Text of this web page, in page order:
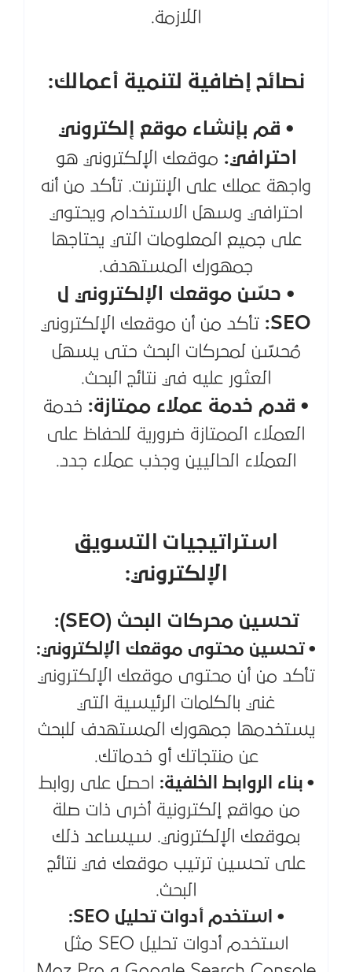
اللازمة.
نصائح إضافية لتنمية أعمالك:
• قم بإنشاء موقع إلكتروني
احترافي: موقعك الإلكتروني هو
واجهة عملك على الإنترنت. تأكد من أنه
احترافي وسهل الاستخدام ويحتوي
على جميع المعلومات التي يحتاجها
جمهورك المستهدف.
• حسّن موقعك الإلكتروني ل
SEO:
تأكد من أن موقعك الإلكتروني
مُحسّن لمحركات البحث حتى يسهل
العثور عليه في نتائج البحث.
• قدم خدمة عملاء ممتازة: خدمة
العملاء الممتازة ضرورية للحفاظ على
العملاء الحاليين وجذب عملاء جدد.
استراتيجيات التسويق
الإلكتروني:
تحسين محركات البحث (SEO):
• تحسين محتوى موقعك الإلكتروني:
تأكد من أن محتوى موقعك الإلكتروني
غني بالكلمات الرئيسية التي
يستخدمها جمهورك المستهدف للبحث
عن منتجاتك أو خدماتك.
• بناء الروابط الخلفية: احصل على روابط
من مواقع إلكترونية أخرى ذات صلة
بموقعك الإلكتروني. سيساعد ذلك
على تحسين ترتيب موقعك في نتائج
البحث.
• استخدم أدوات تحليل SEO:
استخدم أدوات تحليل SEO مثل